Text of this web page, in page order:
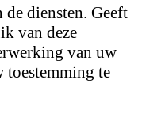
diensten. Geeft
van deze
van uw
toestemming te